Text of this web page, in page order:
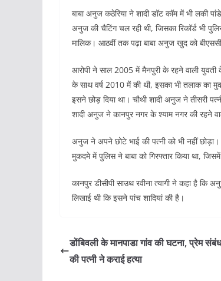
बाबा अनुज कठेरिया ने शादी डॉट कॉम में भी लकी
अनुज की चैटिंग चल रही थी, जिसका रिकॉर्ड भी
मालिक। आठवीं तक पढ़ा बाबा अनुज खुद को
आरोपी ने साल 2005 में मैनपुरी के रहने वाली युवती
के साथ वर्ष 2010 में की थी, इसका भी तलाक का
इसने छोड़ दिया था। चौथी शादी अनुज ने तीसरी
शादी अनुज ने कानपुर नगर के श्याम नगर की रहने
अनुज ने अपने छोटे भाई की पत्नी को भी नहीं छोड़ा।
मुकदमे में पुलिस ने बाबा को गिरफ्तार किया था,
कानपुर डीसीपी साउथ रवीना त्यागी ने कहा है कि
लिखाई थी कि इसने पांच शादियां की है।
डोंबिवली के मानपाडा गांव की घटना, प्रेम
की पत्नी ने कराई हत्या